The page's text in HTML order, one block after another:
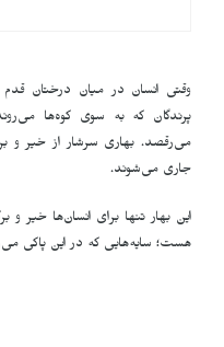
وقتی انسان در میان درختان
پرندگان که به سوی کوه‌ها
می‌رقصد. بهاری سرشار از خیر و
جاری می‌شوند.
این بهار تنها برای انسان‌ها
هست؛ سایه‌هایی که در این پاکی